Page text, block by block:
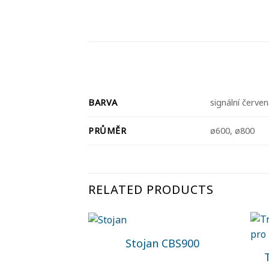
BARVA signální
PRŮMĚR ø600, ø800
RELATED PRODUCTS
Stojan CBS900